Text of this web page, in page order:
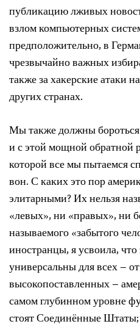
публикацию лживых
взлом компьютерных
предположительно, в
чрезвычайно важных
также за хакерские атаки
других странах.
Мы также должны
и с этой мощной обратной
которой все мы пытаемся
вон. С каких это пор
элитарными? Их нельзя
«левых», ни «правых», ни
называемого «забытого
иностранцы, я усвоила,
универсальны для всех –
высокопоставленных –
самом глубинном уровне
стоят Соединённые